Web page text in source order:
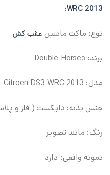
WRC 2013:
نوع: ماکت ماشین عقب کش
برند: Double Horses
مدل: Citroen DS3 WRC 2013
جنس بدنه: دایکست ( فلز و
رنگ: مانند تصویر
نمونه واقعی: دارد